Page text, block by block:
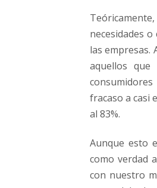
necesidades
las empresas.
aquellos
fracaso a casi
al 83%.
Aunque esto
como verdad
con nuestro